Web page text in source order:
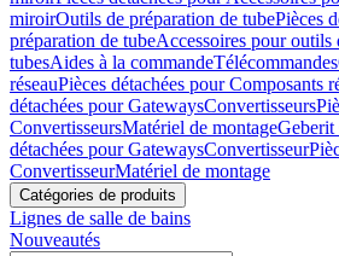
miroirOutils de préparation de tubePièces
préparation de tubeAccessoires pour outils
tubesAides à la commandeTélécommandes
réseauPièces détachées pour Composants
détachées pour GatewaysConvertisseurs
ConvertisseursMatériel de montageGeberit
détachées pour GatewaysConvertisseur
ConvertisseurMatériel de montage
Catégories de produits
Lignes de salle de bains
Nouveautés